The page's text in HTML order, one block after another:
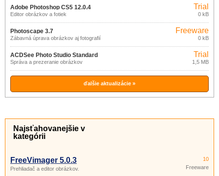
Adobe Photoshop CS5 12.0.4
Editor obrázkov a fotiek
Trial
0 kB
Photoscape 3.7
Zábavná úprava obrázkov aj fotografií
Freeware
0 kB
ACDSee Photo Studio Standard
2021
Správa a prezeranie obrázkov
Trial
1,5 MB
ďalšie aktualizácie »
Najsťahovanejšie v
kategórii
FreeVimager 5.0.3
Prehliadač a editor obrázkov.
10
Freeware